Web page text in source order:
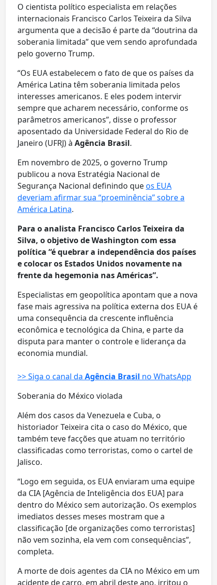
O cientista político especialista em relações
internacionais Francisco Carlos Teixeira da Silva
argumenta que a decisão é parte da “doutrina da
soberania limitada” que vem sendo aprofundada
pelo governo Trump.
“Os EUA estabelecem o fato de que os países da
América Latina têm soberania limitada pelos
interesses americanos. E eles podem intervir
sempre que acharem necessário, conforme os
parâmetros americanos”, disse o professor
aposentado da Universidade Federal do Rio de
Janeiro (UFRJ) à Agência Brasil.
Em novembro de 2025, o governo Trump
publicou a nova Estratégia Nacional de
Segurança Nacional definindo queos EUA
deveriam afirmar sua “proeminência” sobre a
América Latina.
Para o analista Francisco Carlos Teixeira da
Silva, o objetivo de Washington com essa
política “é quebrar a independência dos países
e colocar os Estados Unidos novamente na
frente da hegemonia nas Américas”.
Especialistas em geopolítica apontam que a nova
fase mais agressiva na política externa dos EUA é
uma consequência da crescente influência
econômica e tecnológica da China, e parte da
disputa para manter o controle e liderança da
economia mundial.
>> Siga o canal da Agência Brasil no WhatsApp
Soberania do México violada
Além dos casos da Venezuela e Cuba, o
historiador Teixeira cita o caso do México, que
também teve facções que atuam no território
classificadas como terroristas, como o cartel de
Jalisco.
“Logo em seguida, os EUA enviaram uma equipe
da CIA [Agência de Inteligência dos EUA] para
dentro do México sem autorização. Os exemplos
imediatos desses meses mostram que a
classificação [de organizações como terroristas]
não vem sozinha, ela vem com consequências”,
completa.
A morte de dois agentes da CIA no México em um
acidente de carro, em abril deste ano, irritou o